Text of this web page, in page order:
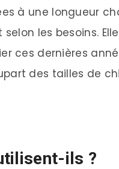
à une longueur
les besoins.
ces dernières
des tailles de
ils ?